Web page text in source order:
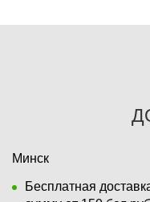
Минск
Бесплатная